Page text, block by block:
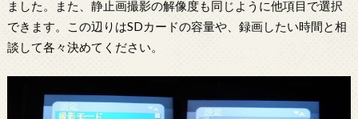
ました。また、静止画撮影の解像度も同じように他項目で選択
できます。この辺りはSDカードの容量や、録画したい時間と相
談して各々決めてください。